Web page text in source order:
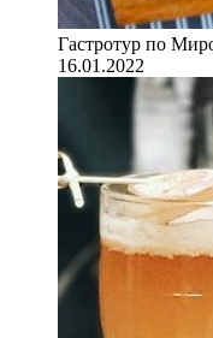
Гастротур по
16.01.2022